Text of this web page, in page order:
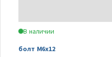
В наличии
болт М6х12